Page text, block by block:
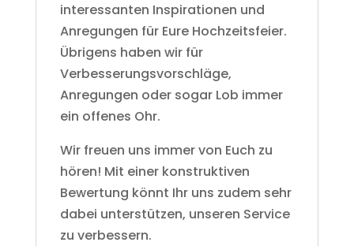
interessanten Inspirationen und
Anregungen für Eure Hochzeitsfeier.
Übrigens haben wir für
Verbesserungsvorschläge,
Anregungen oder sogar Lob immer
ein offenes Ohr.
Wir freuen uns immer von Euch zu
hören! Mit einer konstruktiven
Bewertung könnt Ihr uns zudem sehr
dabei unterstützen, unseren Service
zu verbessern.